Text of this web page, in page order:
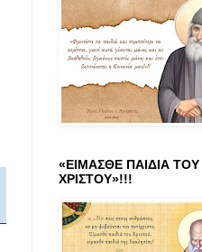
«ΕΙΜΑΣΘΕ ΠΑΙΔΙΑ ΤΟΥ
ΧΡΙΣΤΟΥ»!!!